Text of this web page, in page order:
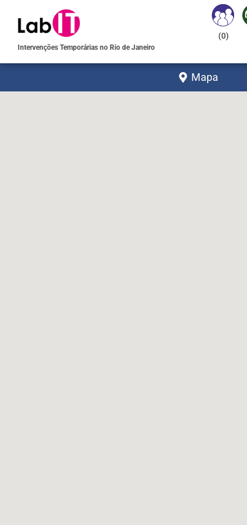
Intervenções Temporárias no Rio de Janeiro
(0)
Mapa